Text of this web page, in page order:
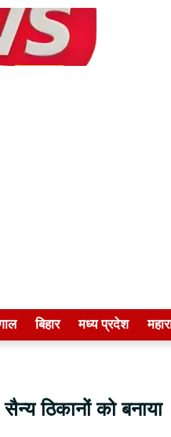
बिहार मध्य प्रदेश
ठिकानों को बनाया